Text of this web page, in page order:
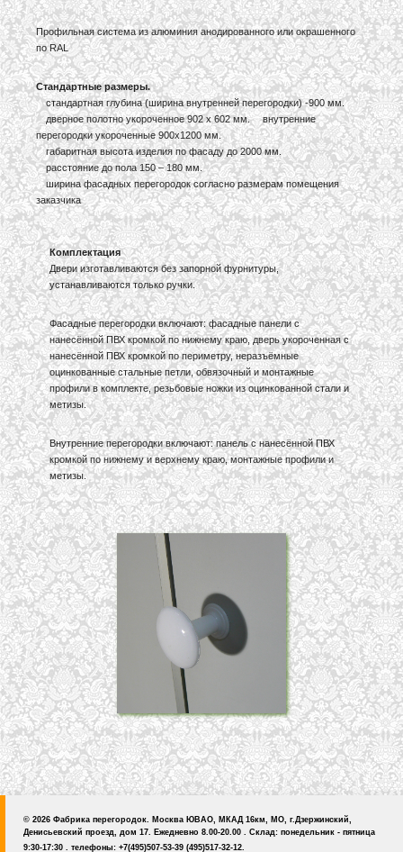
Профильная система из алюминия анодированного или окрашенного
по RAL
Стандартные размеры.
стандартная глубина (ширина внутренней перегородки) -900 мм.
дверное полотно укороченное 902 х 602 мм. внутренние
перегородки укороченные 900х1200 мм.
габаритная высота изделия по фасаду до 2000 мм.
расстояние до пола 150 – 180 мм.
ширина фасадных перегородок согласно размерам помещения
заказчика
Комплектация
Двери изготавливаются без запорной фурнитуры,
устанавливаются только ручки.
Фасадные перегородки включают: фасадные панели с
нанесённой ПВХ кромкой по нижнему краю, дверь укороченная с
нанесённой ПВХ кромкой по периметру, неразъёмные
оцинкованные стальные петли, обвязочный и монтажные
профили в комплекте, резьбовые ножки из оцинкованной стали и
метизы.
Внутренние перегородки включают: панель с нанесённой ПВХ
кромкой по нижнему и верхнему краю, монтажные профили и
метизы.
© 2026 Фабрика перегородок. Москва ЮВАО, МКАД 16км, МО, г.Дзержинский,
Денисьевский проезд, дом 17. Ежедневно 8.00-20.00 . Склад: понедельник - пятница
9:30-17:30 . телефоны: +7(495)507-53-39 (495)517-32-12.